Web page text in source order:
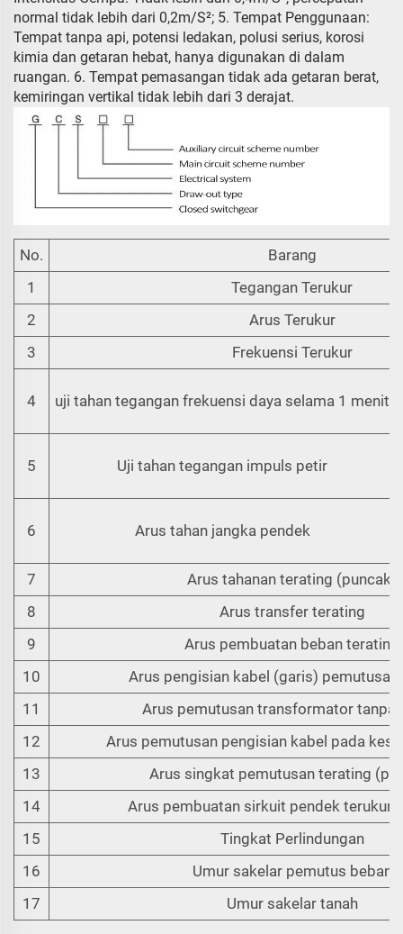
normal tidak lebih dari 0,2m/S²; 5. Tempat Penggunaan:
Tempat tanpa api, potensi ledakan, polusi serius, korosi
kimia dan getaran hebat, hanya digunakan di dalam
ruangan. 6. Tempat pemasangan tidak ada getaran berat,
kemiringan vertikal tidak lebih dari 3 derajat.
No.
Barang
1
Tegangan Terukur
2
Arus Terukur
3
Frekuensi Terukur
4 uji tahan tegangan frekuensi daya selama 1 menit
5 Uji tahan tegangan impuls petir
6
Arus tahan jangka pendek
7
Arus tahanan terating (puncak)
8
Arus transfer terating
9
Arus pembuatan beban terating
10
Arus pengisian kabel (garis)
11
Arus pemutusan transformator tanpa
12
Arus pemutusan pengisian kabel pada
13
Arus singkat pemutusan terating
14
Arus pembuatan sirkuit pendek terukur
15
Tingkat Perlindungan
16
Umur sakelar pemutus beban
17
Umur sakelar tanah